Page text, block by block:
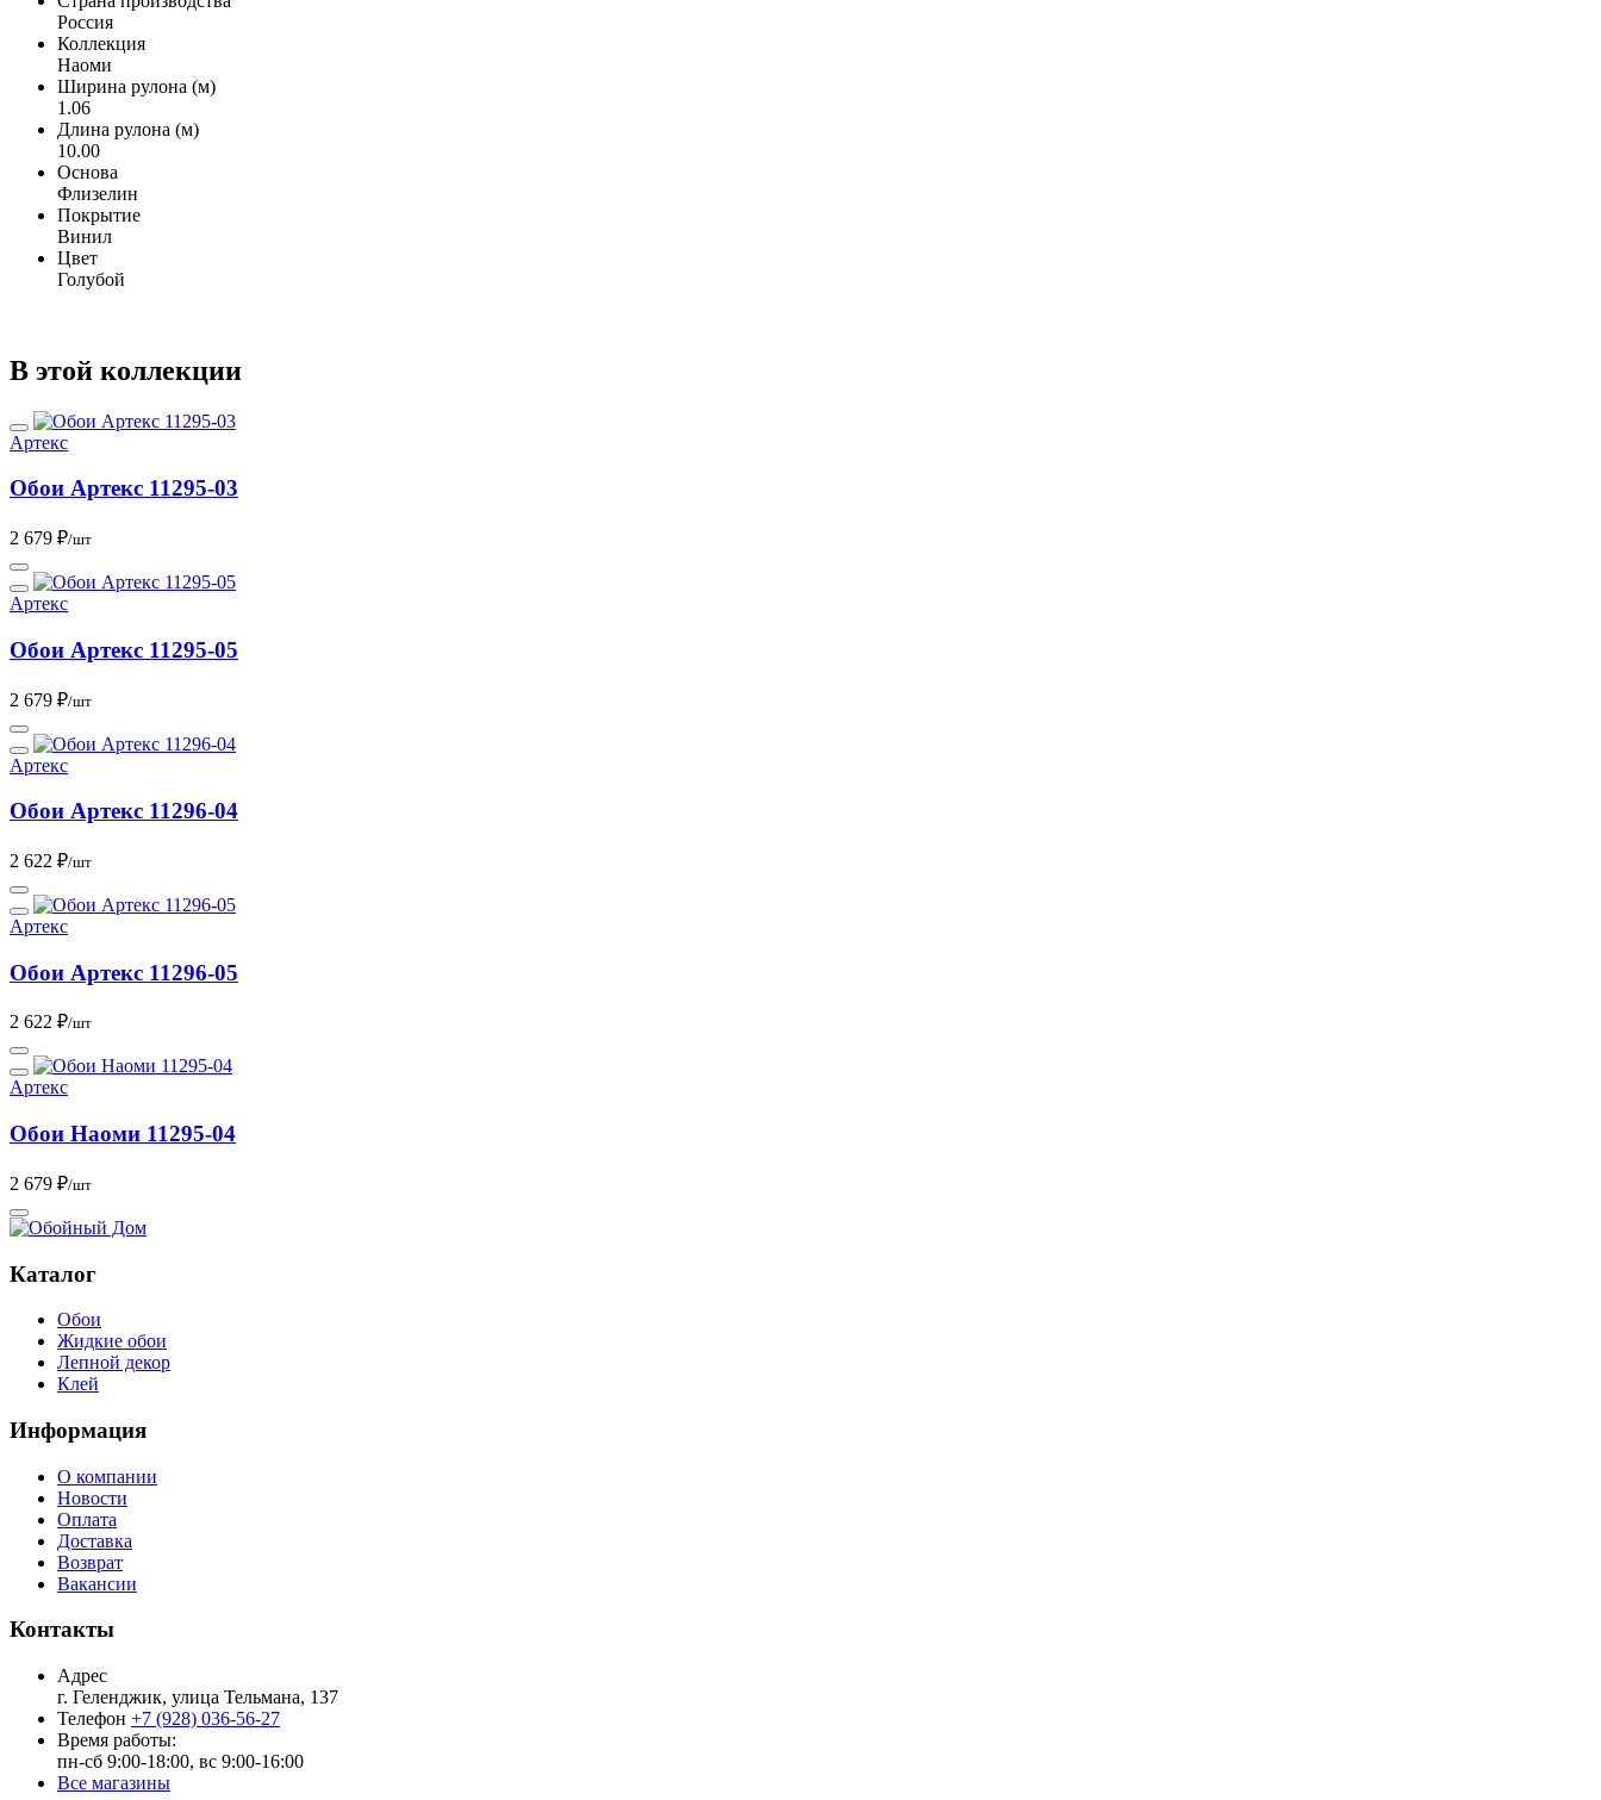
Россия
Коллекция
Наоми
Ширина рулона (м)
1.06
Длина рулона (м)
10.00
Основа
Флизелин
Покрытие
Винил
Цвет
Голубой
В этой коллекции
Артекс
Обои Артекс 11295-03
2 679 ₽/шт
Артекс
Обои Артекс 11295-05
2 679 ₽/шт
Артекс
Обои Артекс 11296-04
2 622 ₽/шт
Артекс
Обои Артекс 11296-05
2 622 ₽/шт
Артекс
Обои Наоми 11295-04
2 679 ₽/шт
Каталог
Обои
Жидкие обои
Лепной декор
Клей
Информация
О компании
Новости
Оплата
Доставка
Возврат
Вакансии
Контакты
Адрес
г. Геленджик, улица Тельмана, 137
Телефон +7 (928) 036-56-27
Время работы:
пн-сб 9:00-18:00, вс 9:00-16:00
Все магазины